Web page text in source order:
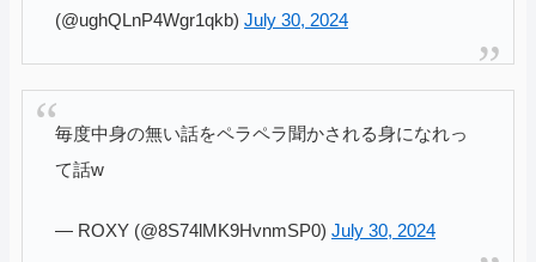
(@ughQLnP4Wgr1qkb) July 30, 2024
毎度中身の無い話をペラペラ聞かされる身になれっ
て話w
— ROXY (@8S74lMK9HvnmSP0) July 30, 2024